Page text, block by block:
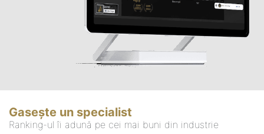
Gasește un specialist
Ranking-ul îi adună pe cei mai buni din industrie